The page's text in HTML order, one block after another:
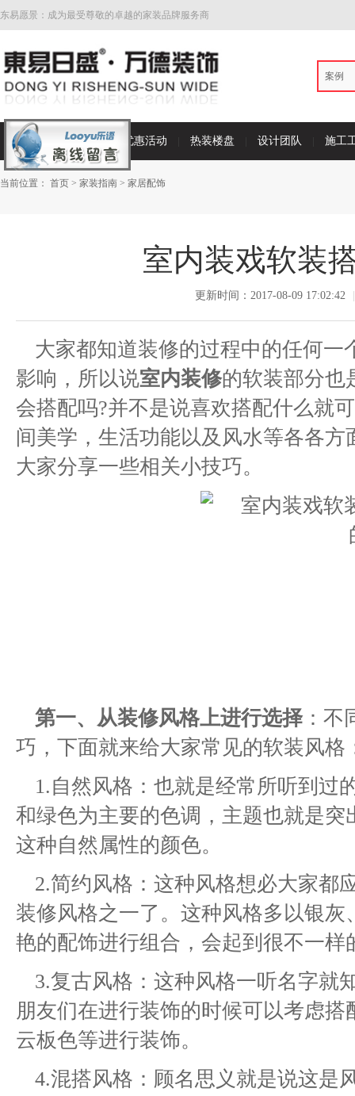
东易愿景：成为最受尊敬的卓越的家装品牌服务商
案例
首页 家装案例 优惠活动 热装楼盘 设计团队 施工
当前位置： 首页 > 家装指南 > 家居配饰
室内装戏软装
更新时间：2017-08-09 17:02:42
大家都知道装修的过程中的任何
影响，所以说室内装修的软装部分也
会搭配吗?并不是说喜欢搭配什么就
间美学，生活功能以及风水等各各方
大家分享一些相关小技巧。
第一、从装修风格上进行选择：不
巧，下面就来给大家常见的软装风格
1.自然风格：也就是经常所听到过
和绿色为主要的色调，主题也就是
这种自然属性的颜色。
2.简约风格：这种风格想必大家都
装修风格之一了。这种风格多以银
艳的配饰进行组合，会起到很不一样
3.复古风格：这种风格一听名字就
朋友们在进行装饰的时候可以考虑
云板色等进行装饰。
4.混搭风格：顾名思义就是说这是